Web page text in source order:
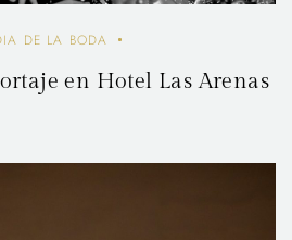
DE LA BODA
en Hotel Las Arenas